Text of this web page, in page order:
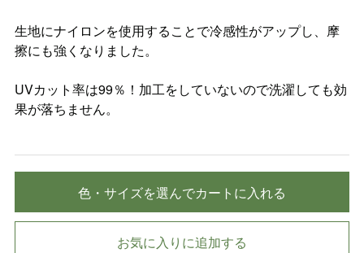
生地にナイロンを使用することで冷感性がアップし、摩
擦にも強くなりました。
UVカット率は99％！加工をしていないので洗濯しても効
果が落ちません。
色・サイズを選んでカートに入れる
お気に入りに追加する